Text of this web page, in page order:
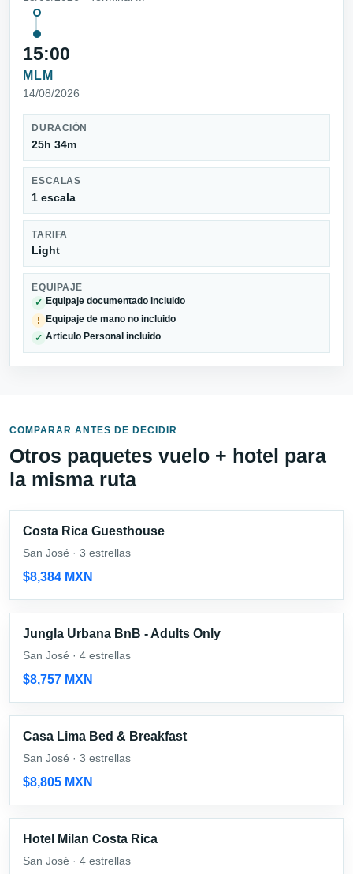
15:00
MLM
14/08/2026
DURACIÓN
25h 34m
ESCALAS
1 escala
TARIFA
Light
EQUIPAJE
✓ Equipaje documentado incluido
! Equipaje de mano no incluido
✓ Articulo Personal incluido
COMPARAR ANTES DE DECIDIR
Otros paquetes vuelo + hotel para
la misma ruta
Costa Rica Guesthouse
San José · 3 estrellas
$8,384 MXN
Jungla Urbana BnB - Adults Only
San José · 4 estrellas
$8,757 MXN
Casa Lima Bed & Breakfast
San José · 3 estrellas
$8,805 MXN
Hotel Milan Costa Rica
San José · 4 estrellas